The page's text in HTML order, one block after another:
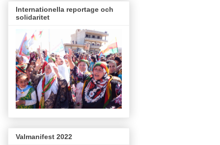
Internationella reportage och
solidaritet
Valmanifest 2022